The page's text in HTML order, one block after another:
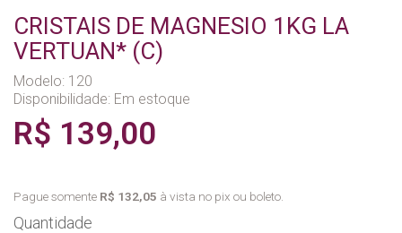
CRISTAIS DE MAGNESIO 1KG LA
VERTUAN* (C)
Modelo: 120
Disponibilidade: Em estoque
R$ 139,00
Pague somente R$ 132,05 à vista no pix ou boleto.
Quantidade